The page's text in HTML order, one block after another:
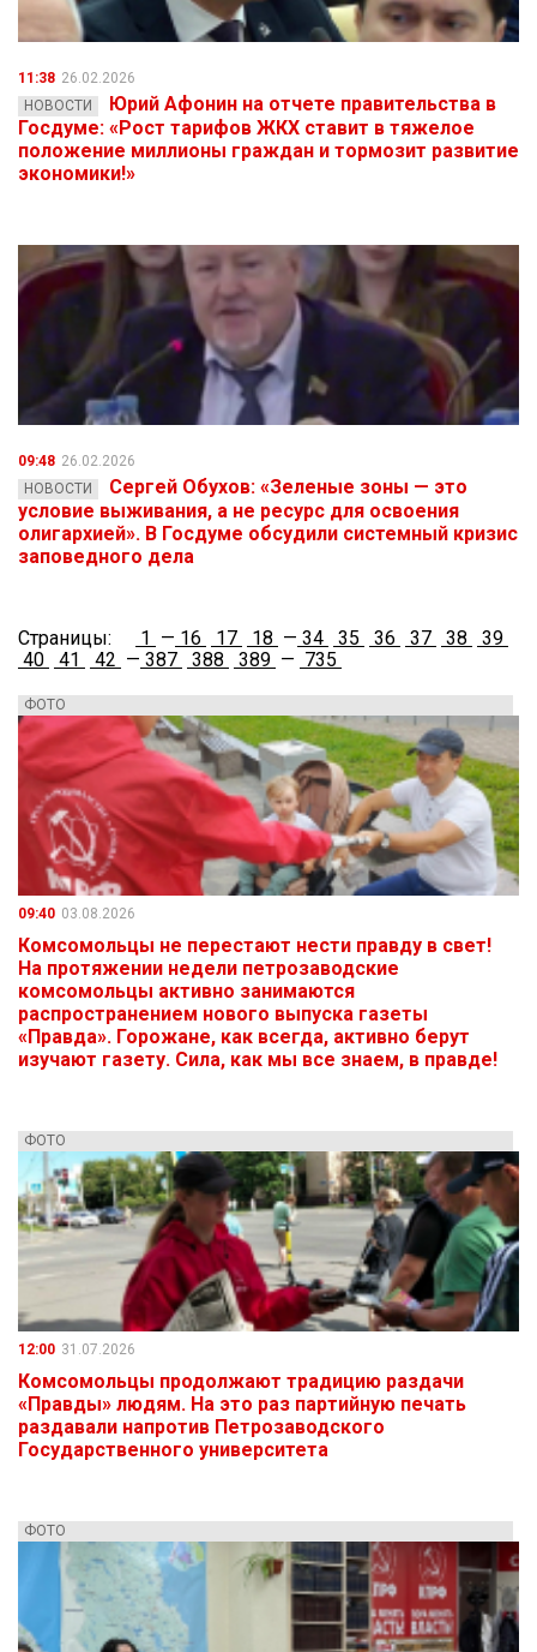
11:38 26.02.2026
НОВОСТИ
Юрий Афонин на отчете правительства в
Госдуме: «Рост тарифов ЖКХ ставит в тяжелое
положение миллионы граждан и тормозит развитие
экономики!»
09:48 26.02.2026
НОВОСТИ
Сергей Обухов: «Зеленые зоны — это
условие выживания, а не ресурс для освоения
олигархией». В Госдуме обсудили системный кризис
заповедного дела
Страницы: 1 — 16 17 18 — 34 35 36 37 38
39
40
41 42 — 387 388 389 — 735
ФОТО
09:40 03.08.2026
Комсомольцы не перестают нести правду в свет!
На протяжении недели петрозаводские
комсомольцы активно занимаются
распространением нового выпуска газеты
«Правда». Горожане, как всегда, активно берут
изучают газету. Сила, как мы все знаем, в правде!
ФОТО
12:00 31.07.2026
Комсомольцы продолжают традицию раздачи
«Правды» людям. На это раз партийную печать
раздавали напротив Петрозаводского
Государственного университета
ФОТО